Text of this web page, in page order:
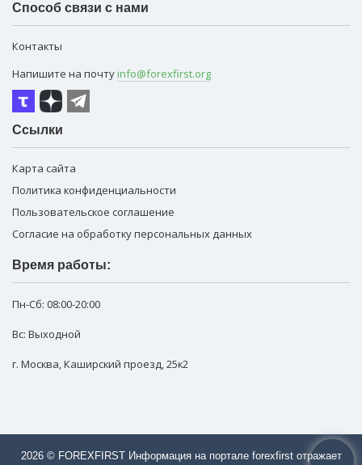
Способ связи с нами
Контакты
Напишите на почту info@forexfirst.org
Ссылки
Карта сайта
Политика конфиденциальности
Пользовательское соглашение
Согласие на обработку персональных данных
Время работы:
Пн-Сб: 08:00-20:00
Вс: Выходной
г. Москва,Каширский проезд, 25к2
2026 © FOREXFIRST Информация на портале forexfirst отражает